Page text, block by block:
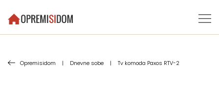
Opremisidom | Dnevne sobe | Tv komoda Paxos RTV-2